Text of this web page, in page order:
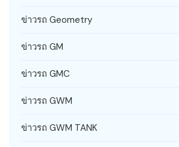
ข่าวรถ Geometry
ข่าวรถ GM
ข่าวรถ GMC
ข่าวรถ GWM
ข่าวรถ GWM TANK